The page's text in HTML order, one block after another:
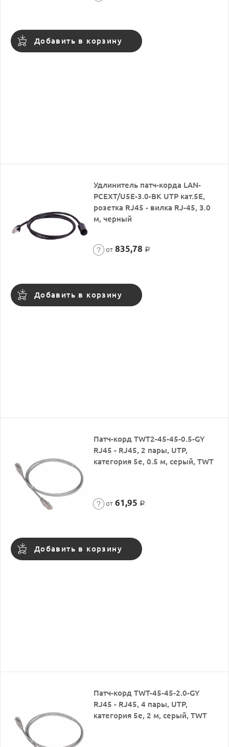
Добавить в корзину
Удлинитель патч-корда LAN-
PCEXT/U5E-3.0-BK UTP кат.5E,
розетка RJ45 - вилка RJ-45, 3.0
м, черный
от 835,78 Р
Добавить в корзину
Патч-корд TWT2-45-45-0.5-GY
RJ45 - RJ45, 2 пары, UTP,
категория 5е, 0.5 м, серый, TWT
от 61,95 Р
Добавить в корзину
Патч-корд TWT-45-45-2.0-GY
RJ45 - RJ45, 4 пары, UTP,
категория 5е, 2 м, серый, TWT